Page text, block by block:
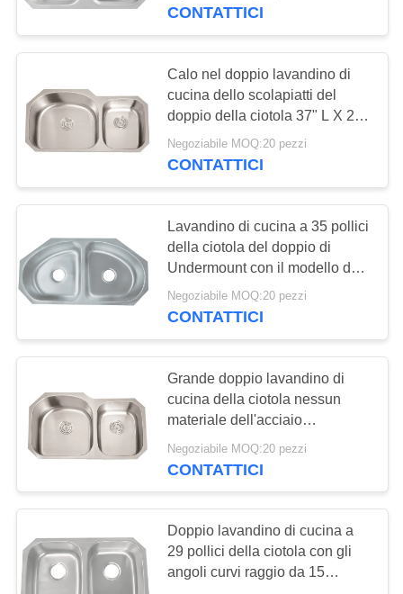
Lavandino di acciaio
inossidabile di PVD
Singolo lavandino di
cucina della ciotola
18
Doppio lavandino di
cucina della ciotola
ordinazione dell'acciaio
CONTATTICI
Calo nel doppio lavandino di
cucina dello scolapiatti del
doppio della ciotola 37" L X 20"
dimensione di W
Negoziabile MOQ:20 pezzi
CONTATTICI
Lavandino di cucina a 35 pollici
della ciotola del doppio di
Undermount con il modello del
ritaglio del cartone
Negoziabile MOQ:20 pezzi
CONTATTICI
Grande doppio lavandino di
cucina della ciotola nessun
materiale dell'acciaio
inossidabile dello scolapiatti
304
Negoziabile MOQ:20 pezzi
CONTATTICI
Doppio lavandino di cucina a
29 pollici della ciotola con gli
angoli curvi raggio da 15